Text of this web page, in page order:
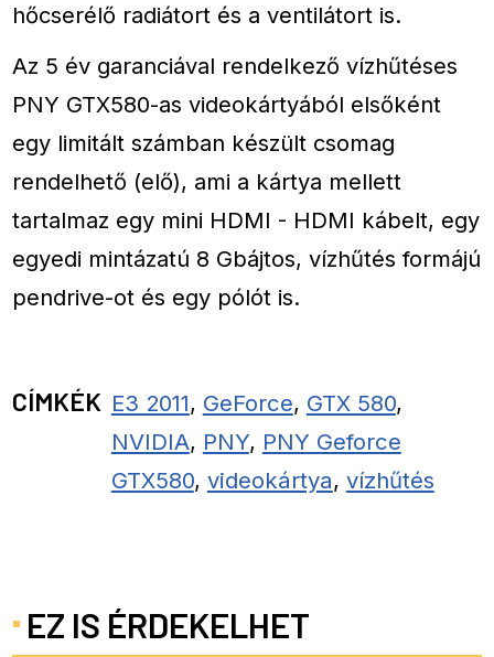
hőcserélő radiátort és a ventilátort is.
Az 5 év garanciával rendelkező vízhűtéses
PNY GTX580-as videokártyából elsőként
egy limitált számban készült csomag
rendelhető (elő), ami a kártya mellett
tartalmaz egy mini HDMI - HDMI kábelt, egy
egyedi mintázatú 8 Gbájtos, vízhűtés formájú
pendrive-ot és egy pólót is.
CÍMKÉK E3 2011, GeForce, GTX 580,
NVIDIA, PNY, PNY Geforce
GTX580, videokártya, vízhűtés
EZ IS ÉRDEKELHET